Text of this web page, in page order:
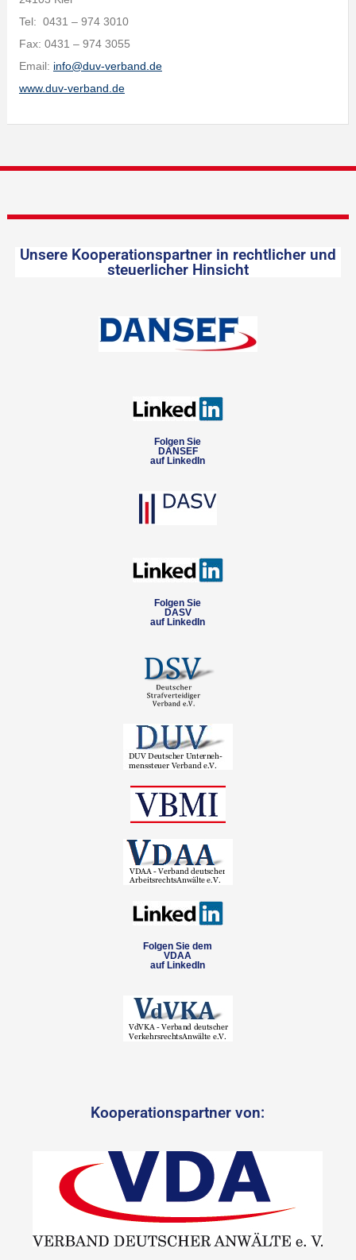
Tel: 0431 – 974 3010
Fax: 0431 – 974 3055
Email: info@duv-verband.de
www.duv-verband.de
Unsere Kooperationspartner in rechtlicher und
steuerlicher Hinsicht
Folgen Sie
DANSEF
auf LinkedIn
Folgen Sie
DASV
auf LinkedIn
Folgen Sie dem
VDAA
auf LinkedIn
Kooperationspartner von: